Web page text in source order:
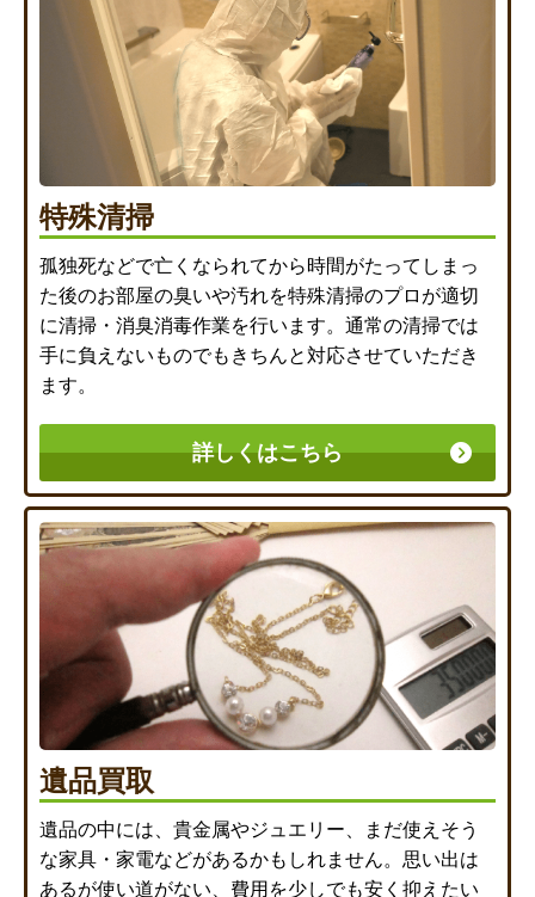
特殊清掃
孤独死などで亡くなられてから時間がたってしまっ
た後のお部屋の臭いや汚れを特殊清掃のプロが適切
に清掃・消臭消毒作業を行います。通常の清掃では
手に負えないものでもきちんと対応させていただき
ます。
詳しくはこちら
遺品買取
遺品の中には、貴金属やジュエリー、まだ使えそう
な家具・家電などがあるかもしれません。思い出は
あるが使い道がない、費用を少しでも安く抑えたい